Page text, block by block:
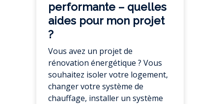
performante – quelles
aides pour mon projet
?
Vous avez un projet de
rénovation énergétique ? Vous
souhaitez isoler votre logement,
changer votre système de
chauffage, installer un système